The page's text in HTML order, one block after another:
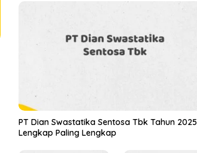
PT Dian Swastatika Sentosa Tbk Tahun 2025
Lengkap Paling Lengkap